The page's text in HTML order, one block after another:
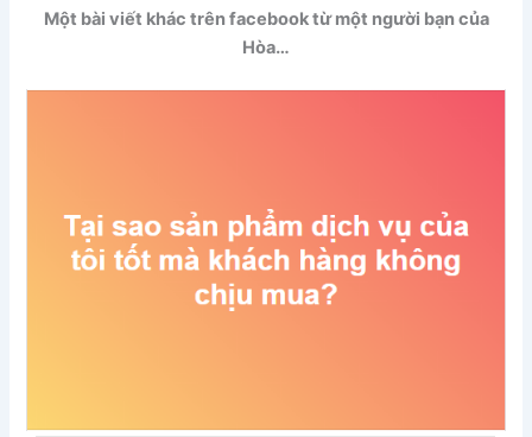
Một bài viết khác trên facebook từ một người bạn của
Hòa…